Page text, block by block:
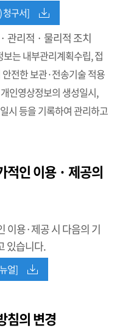
청구서]
관리적 · 물리적 조치
는 내부관리계획수립, 접
전한 보관·전송기술 적용
인영상정보의 생성일시,
시 등을 기록하여 관리하고
적인 이용 · 제공의
이용·제공 시 다음의 기
있습니다.
얼]
침의 변경